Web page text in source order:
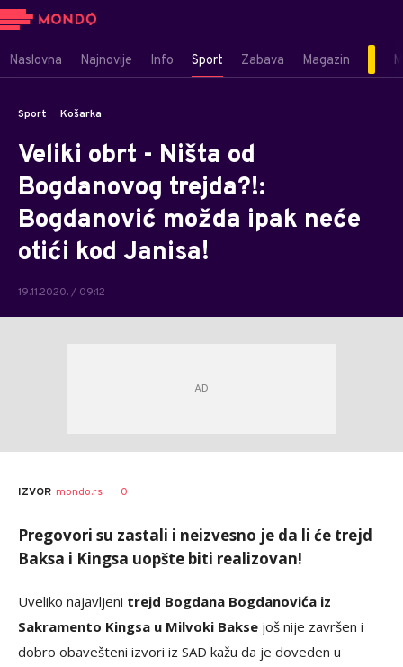
Naslovna Najnovije Info Sport Zabava Magazin
Sport Košarka
Veliki obrt - Ništa od
Bogdanovog trejda?!:
Bogdanović možda ipak neće
otići kod Janisa!
19.11.2020. / 09:12
AUTOR Jakovljević
IZVOR mondo.rs 0
Pregovori su zastali i neizvesno je da li će trejd
Baksa i Kingsa uopšte biti realizovan!
Uveliko najavljeni trejd Bogdana Bogdanovića iz
Sakramento Kingsa u Milvoki Bakse još nije završen i
dobro obavešteni izvori iz SAD kažu da je doveden u